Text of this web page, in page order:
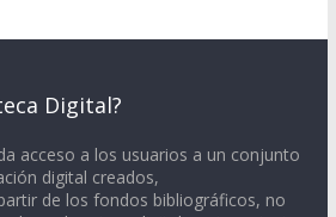
Digital?
acceso a los usuarios a un conjunto
digital creados,
de los fondos bibliográficos, no